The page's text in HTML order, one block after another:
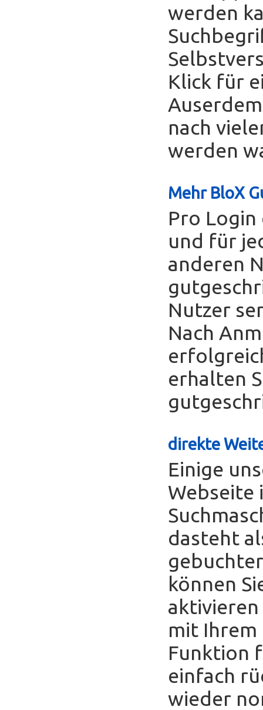
werden
Klick für
nach
werden
Mehr BloX
Pro Login
und für
anderen
Nutzer
Nach
erhalten
direkte
Einige
Webseite
dasteht
können
aktivieren
mit Ihrem
Funktion
einfach
wieder